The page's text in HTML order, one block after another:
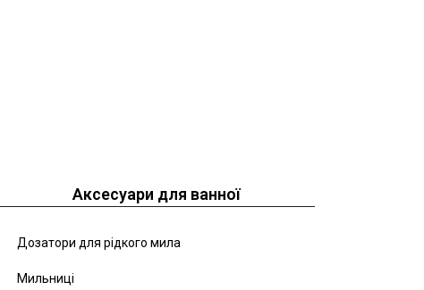
Аксесуари для ванної
Дозатори для рідкого мила
Мильниці